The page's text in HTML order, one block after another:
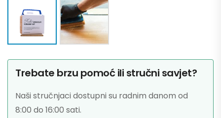
Trebate brzu pomoć ili stručni savjet?
Naši stručnjaci dostupni su radnim danom od
8:00 do 16:00 sati.